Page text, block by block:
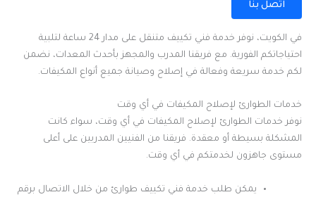
اتصل بنا
في الكويت، نوفر خدمة فني تكييف متنقل على مدار 24 ساعة لتلبية
احتياجاتكم الفورية. مع فريقنا المدرب والمجهز بأحدث المعدات، نضمن
لكم خدمة سريعة وفعالة في إصلاح وصيانة جميع أنواع المكيفات.
خدمات الطوارئ لإصلاح المكيفات في أي وقت
نوفر خدمات الطوارئ لإصلاح المكيفات في أي وقت، سواء كانت
المشكلة بسيطة أو معقدة. فريقنا من الفنيين المدربين على أعلى
مستوى جاهزون لخدمتكم في أي وقت.
يمكن طلب خدمة فني تكييف طوارئ من خلال الاتصال برقم